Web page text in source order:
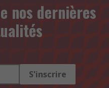
nos dernières
S'inscrire